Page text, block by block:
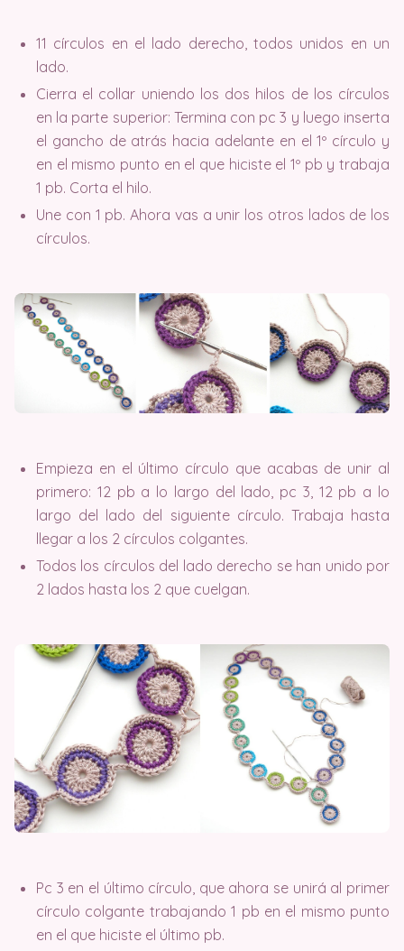
11 círculos en el lado derecho, todos unidos en un
lado.
Cierra el collar uniendo los dos hilos de los círculos
en la parte superior: Termina con pc 3 y luego inserta
el gancho de atrás hacia adelante en el 1º círculo y
en el mismo punto en el que hiciste el 1º pb y trabaja
1 pb. Corta el hilo.
Une con 1 pb. Ahora vas a unir los otros lados de los
círculos.
Empieza en el último círculo que acabas de unir al
primero: 12 pb a lo largo del lado, pc 3, 12 pb a lo
largo del lado del siguiente círculo. Trabaja hasta
llegar a los 2 círculos colgantes.
Todos los círculos del lado derecho se han unido por
2 lados hasta los 2 que cuelgan.
Pc 3 en el último círculo, que ahora se unirá al primer
círculo colgante trabajando 1 pb en el mismo punto
en el que hiciste el último pb.